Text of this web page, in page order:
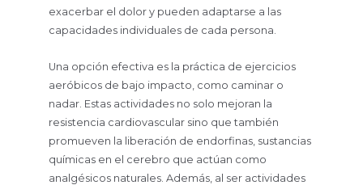
exacerbar el dolor y pueden adaptarse a las
capacidades individuales de cada persona.
Una opción efectiva es la práctica de ejercicios
aeróbicos de bajo impacto, como caminar o
nadar. Estas actividades no solo mejoran la
resistencia cardiovascular sino que también
promueven la liberación de endorfinas, sustancias
químicas en el cerebro que actúan como
analgésicos naturales. Además, al ser actividades